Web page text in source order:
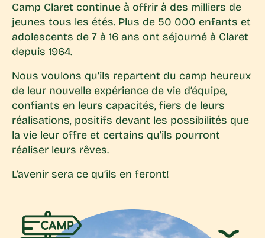
Camp Claret continue à offrir à des milliers de
jeunes tous les étés. Plus de 50 000 enfants et
adolescents de 7 à 16 ans ont séjourné à Claret
depuis 1964.
Nous voulons qu’ils repartent du camp heureux
de leur nouvelle expérience de vie d’équipe,
confiants en leurs capacités, fiers de leurs
réalisations, positifs devant les possibilités que
la vie leur offre et certains qu’ils pourront
réaliser leurs rêves.
L’avenir sera ce qu’ils en feront!